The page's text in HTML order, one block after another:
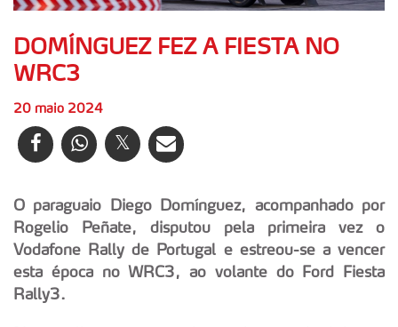
DOMÍNGUEZ FEZ A FIESTA NO
WRC3
20 maio 2024
O paraguaio Diego Domínguez, acompanhado por
Rogelio Peñate, disputou pela primeira vez o
Vodafone Rally de Portugal e estreou-se a vencer
esta época no WRC3, ao volante do Ford Fiesta
Rally3.